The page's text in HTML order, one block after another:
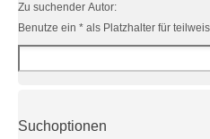
Zu suchender Autor:
Benutze ein * als Platzhalter für
Suchoptionen